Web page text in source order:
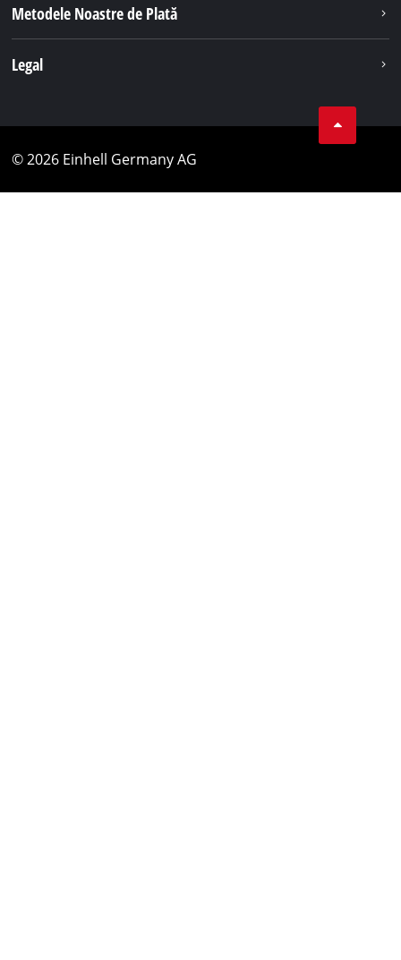
Metodele Noastre de Plată
Legal
© 2026 Einhell Germany AG